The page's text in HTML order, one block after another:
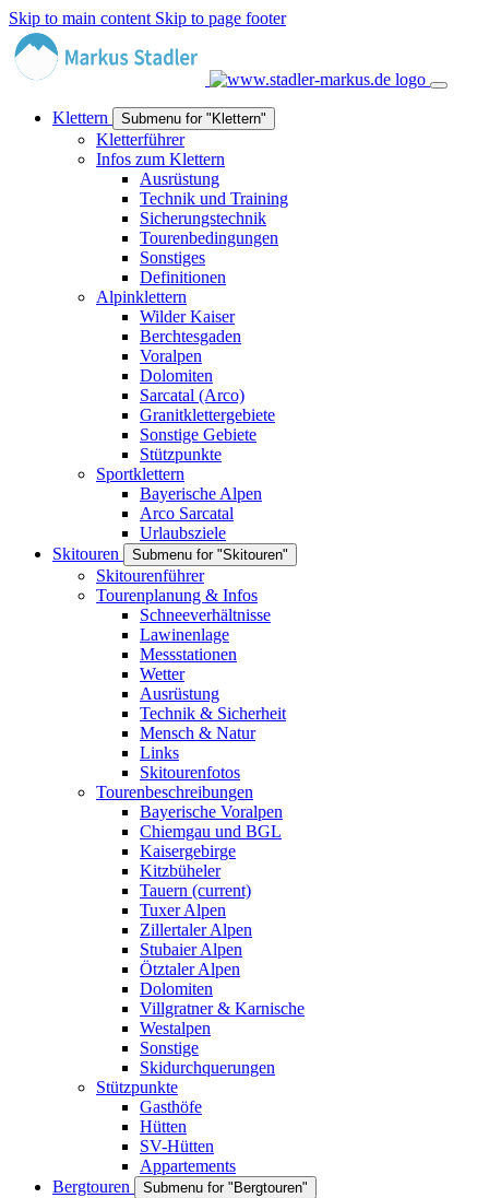
Skip to main content Skip to page footer
Klettern Submenu for "Klettern"
Kletterführer
Infos zum Klettern
Ausrüstung
Technik und Training
Sicherungstechnik
Tourenbedingungen
Sonstiges
Definitionen
Alpinklettern
Wilder Kaiser
Berchtesgaden
Voralpen
Dolomiten
Sarcatal (Arco)
Granitklettergebiete
Sonstige Gebiete
Stützpunkte
Sportklettern
Bayerische Alpen
Arco Sarcatal
Urlaubsziele
Skitouren
Submenu for "Skitouren"
Skitourenführer
Tourenplanung & Infos
Schneeverhältnisse
Lawinenlage
Messstationen
Wetter
Ausrüstung
Technik & Sicherheit
Mensch & Natur
Links
Skitourenfotos
Tourenbeschreibungen
Bayerische Voralpen
Chiemgau und BGL
Kaisergebirge
Kitzbüheler
Tauern (current)
Tuxer Alpen
Zillertaler Alpen
Stubaier Alpen
Ötztaler Alpen
Dolomiten
Villgratner & Karnische
Westalpen
Sonstige
Skidurchquerungen
Stützpunkte
Gasthöfe
Hütten
SV-Hütten
Appartements
Bergtouren
Submenu for "Bergtouren"